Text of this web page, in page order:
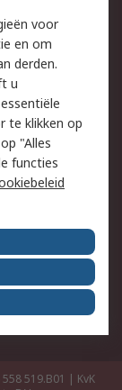
RS
519.B01 | KvK
voor
en om
derden.
u
te klikken op
"Alles
functies